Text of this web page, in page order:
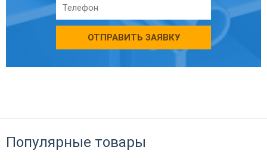
ОТПРАВИТЬ ЗАЯВКУ
Популярные товары